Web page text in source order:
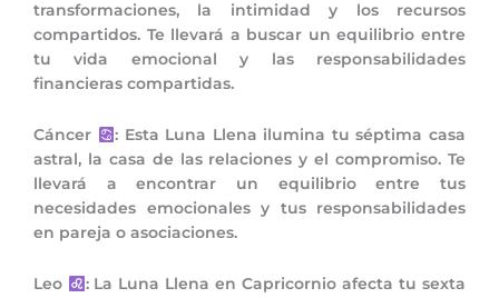
transformaciones, la intimidad y los recursos
compartidos. Te llevará a buscar un equilibrio entre
tu vida emocional y las responsabilidades
financieras compartidas.
Cáncer
: Esta Luna Llena ilumina tu séptima casa
astral, la casa de las relaciones y el compromiso. Te
llevará a encontrar un equilibrio entre tus
necesidades emocionales y tus responsabilidades
en pareja o asociaciones.
Leo
: La Luna Llena en Capricornio afecta tu sexta